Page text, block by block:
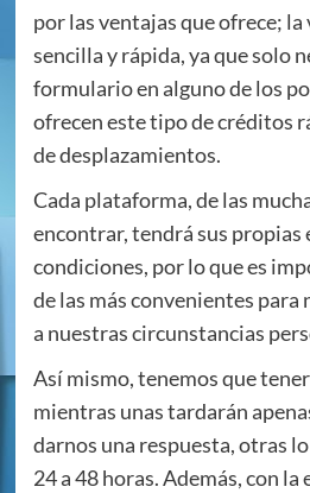
por las ventajas que ofrece; la
sencilla y rápida, ya que solo
formulario en alguno de los
ofrecen este tipo de créditos
de desplazamientos.
Cada plataforma, de las
encontrar, tendrá sus propias
condiciones, por lo que es
de las más convenientes
a nuestras circunstancias
Así mismo, tenemos que
mientras unas tardarán
darnos una respuesta, otras
24 a 48 horas. Además, con